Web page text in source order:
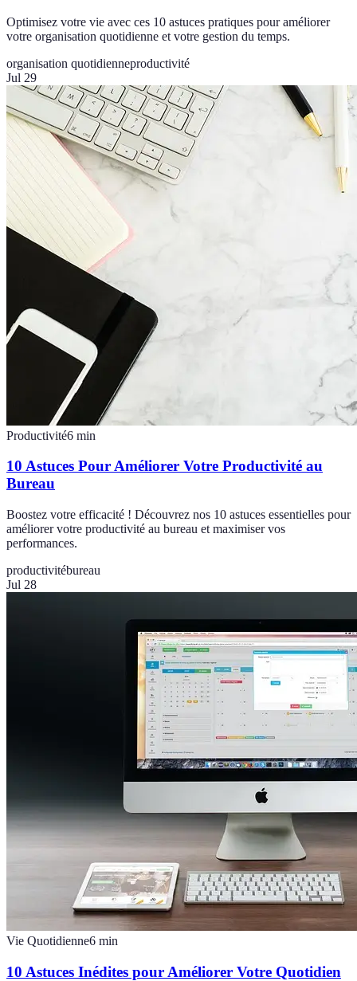
Optimisez votre vie avec ces 10 astuces pratiques pour améliorer
votre organisation quotidienne et votre gestion du temps.
organisation quotidienneproductivité
Jul 29
Productivité6 min
10 Astuces Pour Améliorer Votre Productivité au
Bureau
Boostez votre efficacité ! Découvrez nos 10 astuces essentielles pour
améliorer votre productivité au bureau et maximiser vos
performances.
productivitébureau
Jul 28
Vie Quotidienne6 min
10 Astuces Inédites pour Améliorer Votre Quotidien